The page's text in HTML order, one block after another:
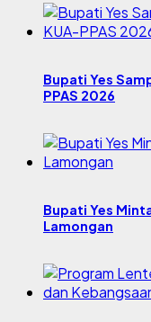
Bupati Yes
PPAS 2026
Bupati Yes
Lamongan